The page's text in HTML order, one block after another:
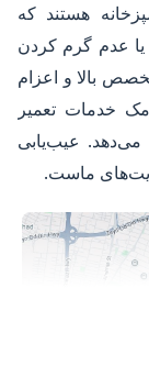
هستند که
عدم گرم کردن
بالا و اعزام
خدمات تعمیر
عیب‌یابی
ماست.